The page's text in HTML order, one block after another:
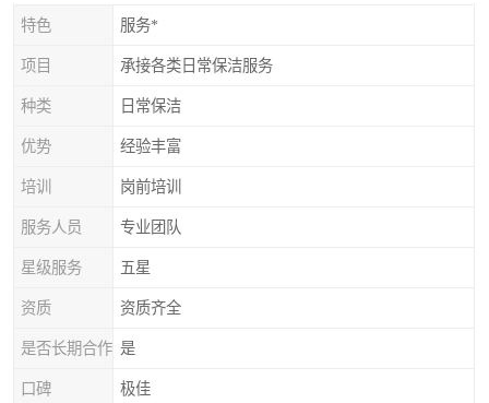
特色 服务*
项目 承接各类日常保洁服务
种类 日常保洁
优势 经验丰富
培训 岗前培训
服务人员 专业团队
星级服务 五星
资质 资质齐全
是否长期合作 是
口碑 极佳